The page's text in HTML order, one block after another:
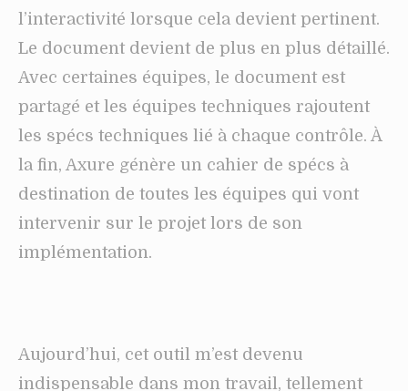
l’interactivité lorsque cela devient pertinent.
Le document devient de plus en plus détaillé.
Avec certaines équipes, le document est
partagé et les équipes techniques rajoutent
les spécs techniques lié à chaque contrôle. À
la fin, Axure génère un cahier de spécs à
destination de toutes les équipes qui vont
intervenir sur le projet lors de son
implémentation.
Aujourd’hui, cet outil m’est devenu
indispensable dans mon travail, tellement